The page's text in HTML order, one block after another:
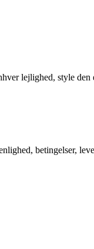
lejlighed, style den
betingelser,